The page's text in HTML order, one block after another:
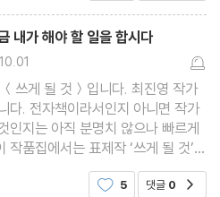
런
내가 해야 할 일을 합시다
쓰게 될 것＞입니다. 최진영 작가
다. 전자책이라서인지 아니면 작가
인지는 아직 분명치 않으나 빠르게
품집에서는 표제작 ‘쓰게 될 것’을
습니다. 말미에 있는 ‘작가의 말’에
년 사이
5 댓글 0